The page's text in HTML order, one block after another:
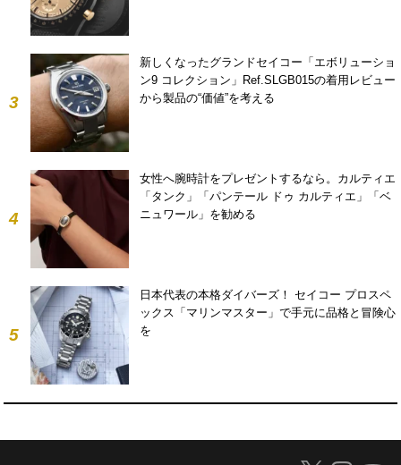
3
新しくなったグランドセイコー「エボリューショ
ン9 コレクション」Ref.SLGB015の着用レビュー
から製品の“価値”を考える
4
女性へ腕時計をプレゼントするなら。カルティエ
「タンク」「パンテール ドゥ カルティエ」「ベ
ニュワール」を勧める
5
日本代表の本格ダイバーズ！ セイコー プロスペ
ックス「マリンマスター」で手元に品格と冒険心
を